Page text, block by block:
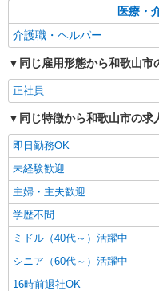
社会福祉法人 公風会
時給
・介護
パート
パナソニック エイジフリーケ
ショート
時給
による ※
〇土日祝
無事故無
7:00〜
パナソ
山北島 和
医療・
介護職・ヘルパー
同じ雇用形態から和歌山市
正社員
同じ特徴から和歌山市の求
即日勤務OK
未経験歓迎
主婦・主夫歓迎
学歴不問
ミドル（40代～）活躍中
シニア（60代～）活躍中
16時前退社OK